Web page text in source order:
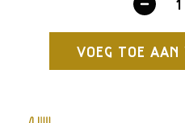
Verlaag
voor
VOEG TOE AAN